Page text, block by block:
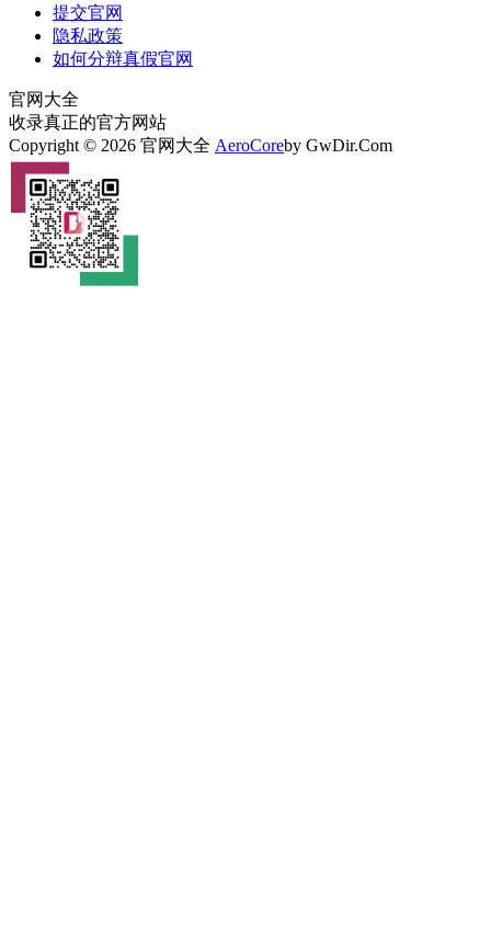
提交官网
隐私政策
如何分辩真假官网
官网大全
收录真正的官方网站
Copyright © 2026 官网大全 AeroCoreby GwDir.Com